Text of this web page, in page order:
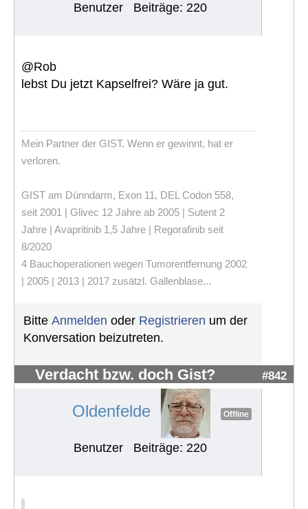
Benutzer Beiträge: 220
@Rob
lebst Du jetzt Kapselfrei? Wäre ja gut.
Mein Partner der GIST. Wenn er gewinnt, hat er
verloren.
GIST am Dünndarm, Exon 11, DEL Codon 558,
seit 2001 | Glivec 12 Jahre ab 2005 | Sutent 2
Jahre | Avapritinib 1,5 Jahre | Regorafinib seit
8/2020
4 Bauchoperationen wegen Tumorentfernung 2002
| 2005 | 2013 | 2017 zusätzl. Gallenblase...
Bitte Anmelden oder Registrieren um der
Konversation beizutreten.
Verdacht bzw. doch Gist? #842
Oldenfelde Offline
Benutzer Beiträge: 220